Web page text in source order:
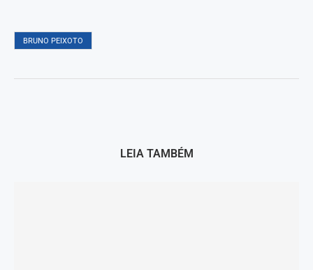
BRUNO PEIXOTO
LEIA TAMBÉM